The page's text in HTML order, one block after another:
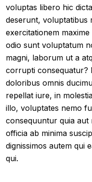
voluptas libero hic
deserunt, voluptatibus
exercitationem
odio sunt voluptatum
magni, laborum ut a
corrupti consequatur?
doloribus omnis
repellat iure, in
illo, voluptates nemo
consequuntur quia aut
officia ab minima
dignissimos autem qui
qui.